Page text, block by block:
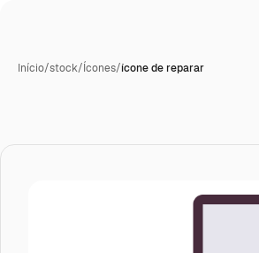
Início/stock/Ícones/ícone de reparar